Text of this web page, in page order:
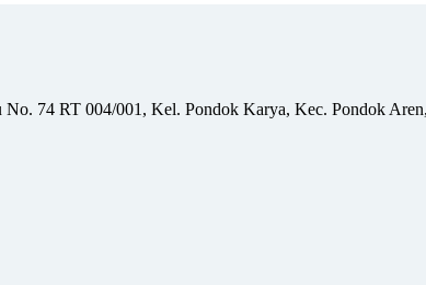
74 RT 004/001, Kel. Pondok Karya, Kec. Pondok